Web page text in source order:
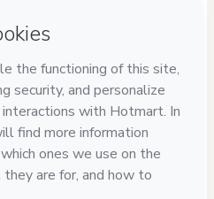
for the content and/or
Terms of Use
by a legal guardian.
here.